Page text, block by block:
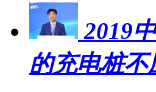
2019
的充电桩不